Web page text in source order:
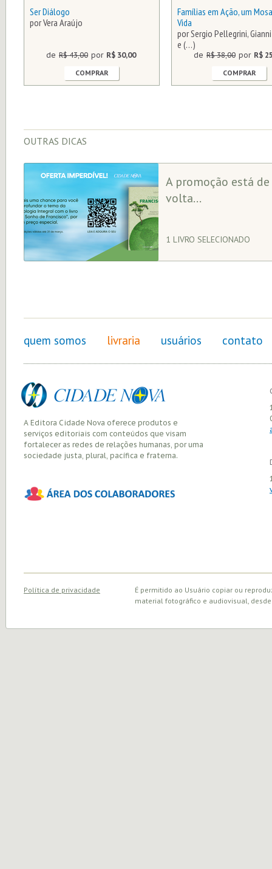
Ser Diálogo
por Vera Araújo
de R$ 43,00 por R$ 30,00
COMPRAR
Famílias em Ação, um
Vida
por Sergio Pellegrini,
e (…)
de R$ 38,00 por R$
COMPRAR
OUTRAS DICAS
A promoção está de
volta...
1 LIVRO SELECIONADO
quem somos livraria usuários contato
A Editora Cidade Nova oferece produtos e
serviços editoriais com conteúdos que visam
fortalecer as redes de relações humanas, por uma
sociedade justa, plural, pacífica e fraterna.
Política de privacidade
É permitido ao Usuário copiar ou
material fotográfico e audiovisual,